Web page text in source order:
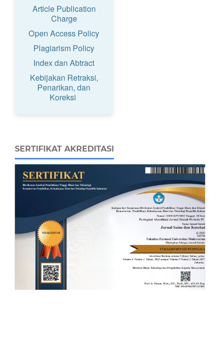
Article Publication
Charge
Open Access Policy
Plagiarism Policy
Index dan Abtract
Kebijakan Retraksi,
Penarikan, dan
Koreksi
SERTIFIKAT AKREDITASI